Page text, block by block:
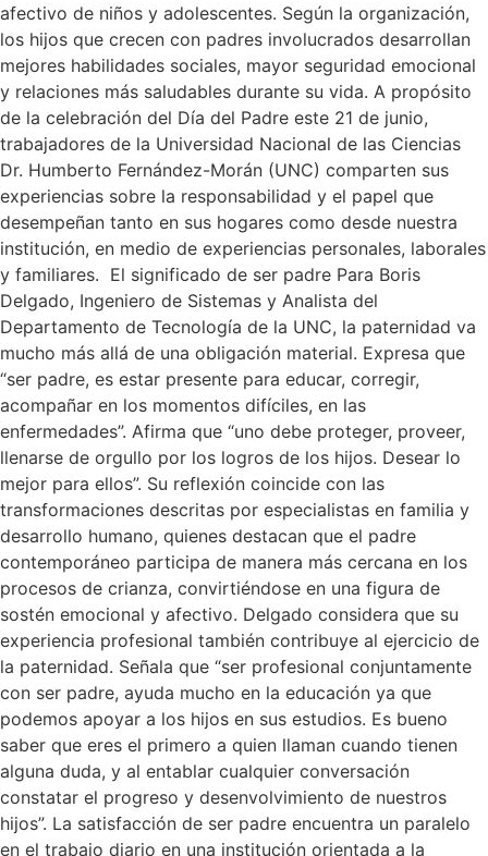
afectivo de niños y adolescentes. Según la organización,
los hijos que crecen con padres involucrados desarrollan
mejores habilidades sociales, mayor seguridad emocional
y relaciones más saludables durante su vida. A propósito
de la celebración del Día del Padre este 21 de junio,
trabajadores de la Universidad Nacional de las Ciencias
Dr. Humberto Fernández-Morán (UNC) comparten sus
experiencias sobre la responsabilidad y el papel que
desempeñan tanto en sus hogares como desde nuestra
institución, en medio de experiencias personales, laborales
y familiares. El significado de ser padre Para Boris
Delgado, Ingeniero de Sistemas y Analista del
Departamento de Tecnología de la UNC, la paternidad va
mucho más allá de una obligación material. Expresa que
“ser padre, es estar presente para educar, corregir,
acompañar en los momentos difíciles, en las
enfermedades”. Afirma que “uno debe proteger, proveer,
llenarse de orgullo por los logros de los hijos. Desear lo
mejor para ellos”. Su reflexión coincide con las
transformaciones descritas por especialistas en familia y
desarrollo humano, quienes destacan que el padre
contemporáneo participa de manera más cercana en los
procesos de crianza, convirtiéndose en una figura de
sostén emocional y afectivo. Delgado considera que su
experiencia profesional también contribuye al ejercicio de
la paternidad. Señala que “ser profesional conjuntamente
con ser padre, ayuda mucho en la educación ya que
podemos apoyar a los hijos en sus estudios. Es bueno
saber que eres el primero a quien llaman cuando tienen
alguna duda, y al entablar cualquier conversación
constatar el progreso y desenvolvimiento de nuestros
hijos”. La satisfacción de ser padre encuentra un paralelo
en el trabajo diario en una institución orientada a la